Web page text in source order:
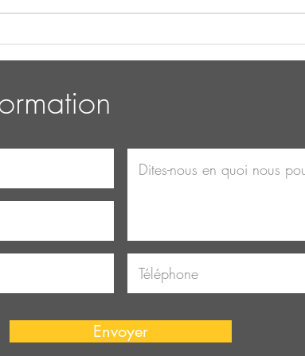
Le yoga pour tous : un guide
Les
Envoyer